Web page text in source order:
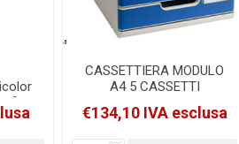
CASSETTIERA MODULO
A4 5 CASSETTI
GRIGIO/BLU MULTIFORM
[301003D]
€134,10 IVA esclusa